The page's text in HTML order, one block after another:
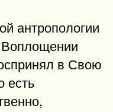
антропологии
Воплощении
в Свою
есть